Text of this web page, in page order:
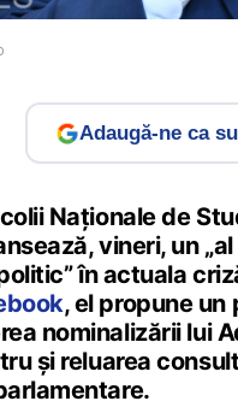
Adaugă-ne ca
Naționale de
vineri, un
în actuala
, el propune un
nominalizării lui
și reluarea